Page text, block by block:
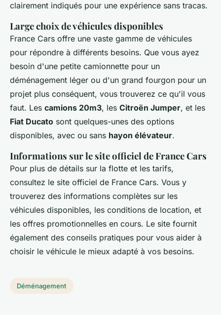
clairement indiqués pour une expérience sans tracas.
Large choix de véhicules disponibles
France Cars offre une vaste gamme de véhicules
pour répondre à différents besoins. Que vous ayez
besoin d'une petite camionnette pour un
déménagement léger ou d'un grand fourgon pour un
projet plus conséquent, vous trouverez ce qu'il vous
faut. Les camions 20m3, les Citroën Jumper, et les
Fiat Ducato sont quelques-unes des options
disponibles, avec ou sans hayon élévateur.
Informations sur le site officiel de France Cars
Pour plus de détails sur la flotte et les tarifs,
consultez le site officiel de France Cars. Vous y
trouverez des informations complètes sur les
véhicules disponibles, les conditions de location, et
les offres promotionnelles en cours. Le site fournit
également des conseils pratiques pour vous aider à
choisir le véhicule le mieux adapté à vos besoins.
Déménagement